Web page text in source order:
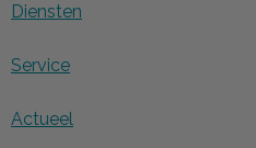
Diensten
Service
Actueel